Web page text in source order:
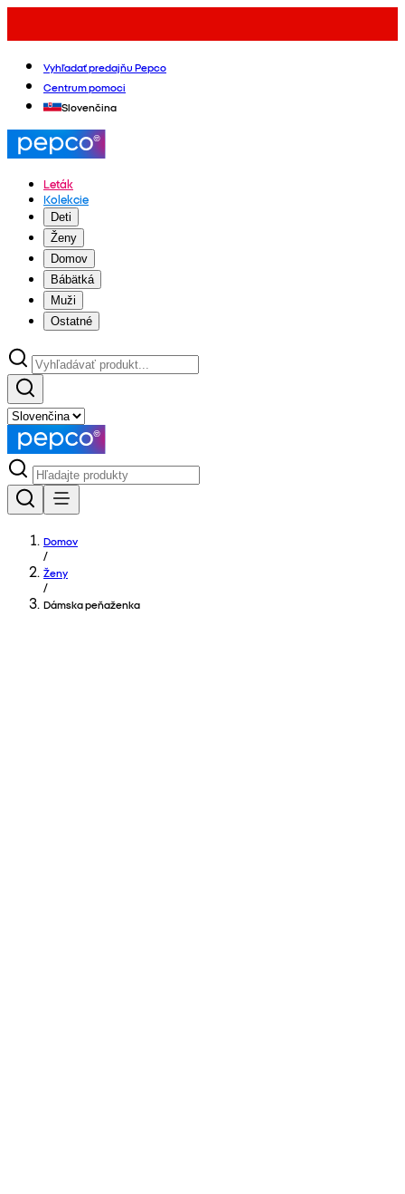
Vyhľadať predajňu Pepco
Centrum pomoci
Slovenčina
Leták
Kolekcie
Deti
Ženy
Domov
Bábätká
Muži
Ostatné
Domov
/
Ženy
/
Dámska peňaženka